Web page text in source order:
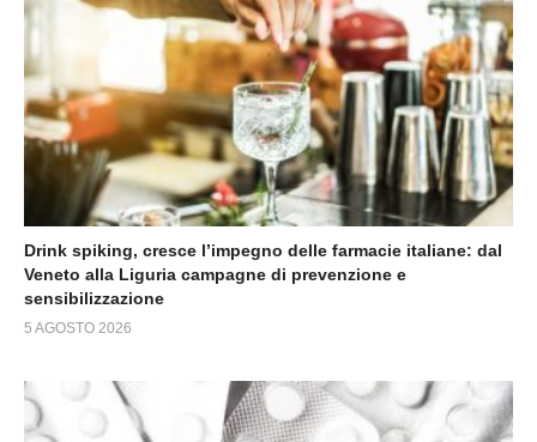
Drink spiking, cresce l’impegno delle farmacie italiane: dal
Veneto alla Liguria campagne di prevenzione e
sensibilizzazione
5 AGOSTO 2026